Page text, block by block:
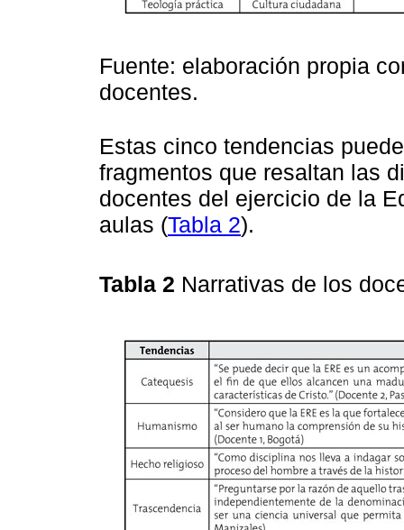
Fuente: elaboración propia
docentes.
Estas cinco tendencias
fragmentos que resaltan las
docentes del ejercicio de la
aulas (Tabla 2).
Tabla 2 Narrativas de los